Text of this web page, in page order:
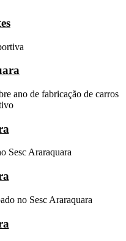
ano de fabricação de carros
Sesc Araraquara
no Sesc Araraquara